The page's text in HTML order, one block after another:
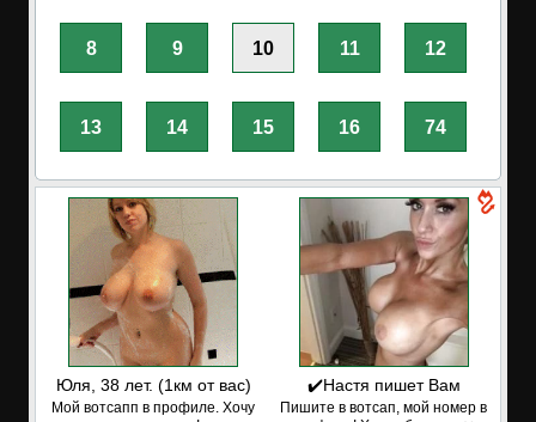
8 9 10 11 12
13 14 15 16 74
Юля, 38 лет. (1км от вас)
Мой вотсапп в профиле. Хочу
✔️Настя пишет Вам
Пишите в вотсап, мой номер в